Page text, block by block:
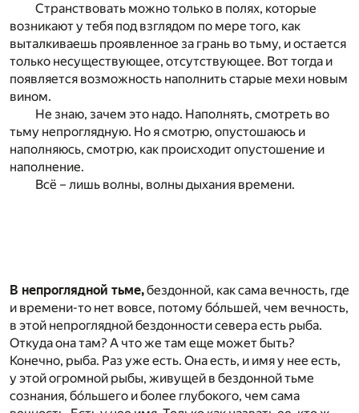
Странствовать можно только в полях, которые
возникают у тебя под взглядом по мере того, как
выталкиваешь проявленное за грань во тьму, и остается
только несуществующее, отсутствующее. Вот тогда и
появляется возможность наполнить старые мехи новым
вином.
Не знаю, зачем это надо. Наполнять, смотреть во
тьму непроглядную. Но я смотрю, опустошаюсь и
наполняюсь, смотрю, как происходит опустошение и
наполнение.
Всё – лишь волны, волны дыхания времени.
В непроглядной тьме,бездонной, как сама вечность, где
и времени-то нет вовсе, потому бо́льшей, чем вечность,
в этой непроглядной бездонности севера есть рыба.
Откуда она там? А что же там еще может быть?
Конечно, рыба. Раз уже есть. Она есть, и имя у нее есть,
у этой огромной рыбы, живущей в бездонной тьме
сознания, бо́льшего и более глубокого, чем сама